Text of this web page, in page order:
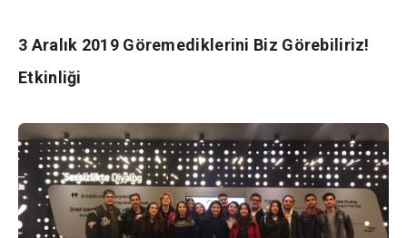
3 Aralık 2019 Göremediklerini Biz Görebiliriz!
Etkinliği